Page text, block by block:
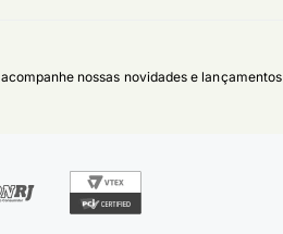
acompanhe nossas novidades e lançamentos